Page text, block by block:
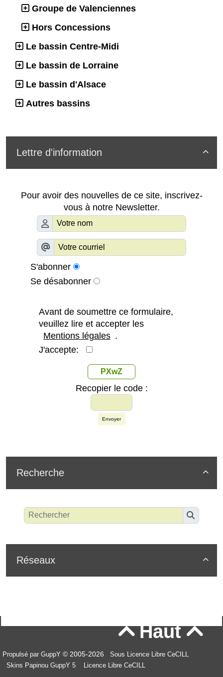
Groupe de Valenciennes
Hors Concessions
Le bassin Centre-Midi
Le bassin de Lorraine
Le bassin d'Alsace
Autres bassins

Lettre d'information
Pour avoir des nouvelles de ce site, inscrivez-
vous à notre Newsletter.
S'abonner
Se désabonner
Avant de soumettre ce formulaire,
veuillez lire et accepter les
Mentions légales .
J'accepte:
PXwZ
Recopier le code :
Envoyer

Recherche

Réseaux
Haut
Propulsé par GuppY © 2005-2026
Sous Licence Libre CeCILL
Skins Papinou GuppY 5
Licence Libre CeCILL